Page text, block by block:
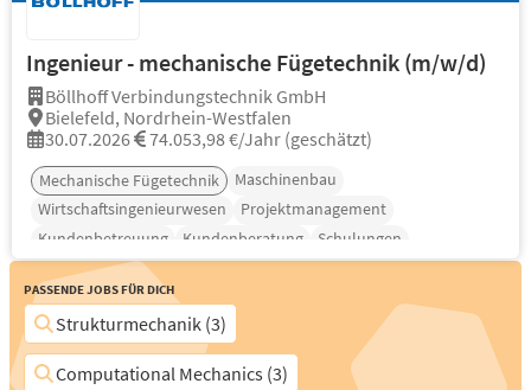
Ingenieur - mechanische Fügetechnik (m/w/d)
Böllhoff Verbindungstechnik GmbH
Bielefeld, Nordrhein-Westfalen
30.07.2026
74.053,98 €/Jahr (geschätzt)
Mechanische Fügetechnik
Maschinenbau
Wirtschaftsingenieurwesen
Projektmanagement
Kundenbetreuung
Kundenberatung Schulungen
Passende Jobs für Dich
Strukturmechanik (3)
Computational Mechanics (3)